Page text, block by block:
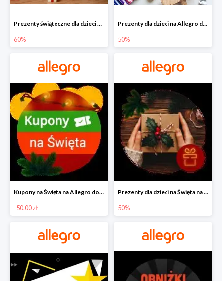
Prezenty świąteczne dla dzieci na Allegro do -60%
60%
Prezenty dla dzieci na Allegro do -50%
50%
Kupony na Święta na Allegro do -50 zł
-50.00 zł
Prezenty dla dzieci na Święta na Allegro do -50%
50%